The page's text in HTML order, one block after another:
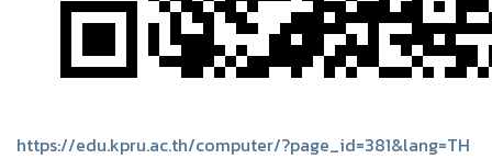
https://edu.kpru.ac.th/computer/?page_id=381&lang=TH